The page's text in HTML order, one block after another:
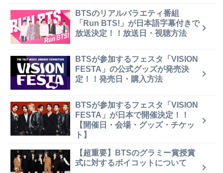
BTSのリアルバラエティ番組
「Run BTS!」が日本語字幕付きで
放送決定！！放送日・視聴方法
BTSが参加するフェスタ「VISION
FESTA」の公式グッズが発売決
定！！発売日・購入方法
BTSが参加するフェスタ「VISION
FESTA」が日本で開催決定！！
【開催日・会場・グッズ・チケッ
ト】
【超重要】BTSのグラミー賞授賞
式に対するボイコットについて